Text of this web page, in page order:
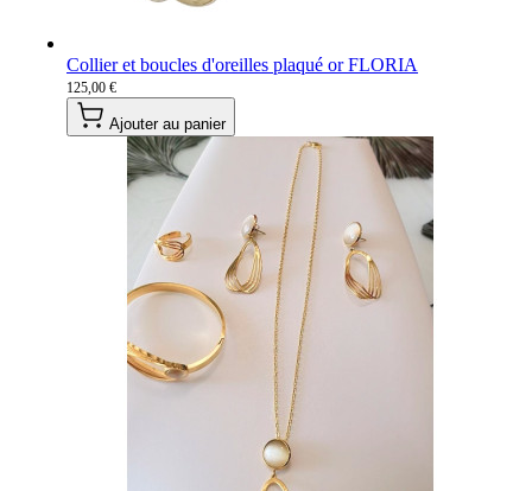
Collier et boucles d'oreilles plaqué or FLORIA
125,00 €
Ajouter au panier